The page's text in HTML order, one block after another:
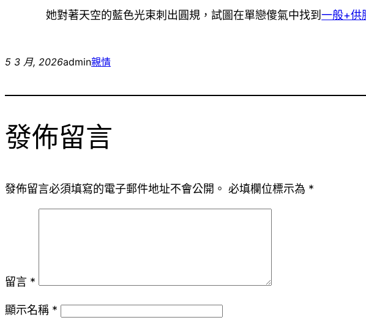
她對著天空的藍色光束刺出圓規，試圖在單戀傻氣中找到一般+供
5 3 月, 2026admin親情
發佈留言
發佈留言必須填寫的電子郵件地址不會公開。 必填欄位標示為 *
留言 *
顯示名稱 *